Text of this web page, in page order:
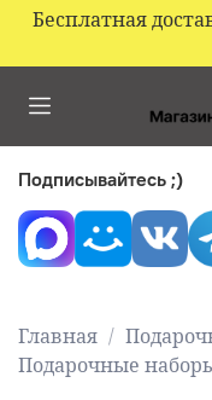
Бесплатная
Главная
Подарочные
Подписывайтесь ;)